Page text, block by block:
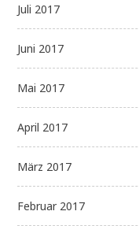
Juli 2017
Juni 2017
Mai 2017
April 2017
März 2017
Februar 2017